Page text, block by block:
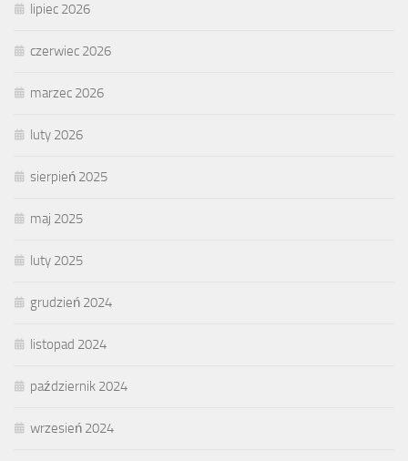
lipiec 2026
czerwiec 2026
marzec 2026
luty 2026
sierpień 2025
maj 2025
luty 2025
grudzień 2024
listopad 2024
październik 2024
wrzesień 2024